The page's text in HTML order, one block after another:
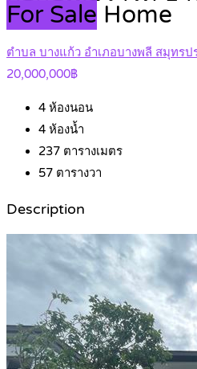
For Sale Home
ตำบล บางแก้ว อำเภอบางพลี สมุทรป
20,000,000฿
4 ห้องนอน
4 ห้องน้ำ
237 ตารางเมตร
57 ตารางวา
Description